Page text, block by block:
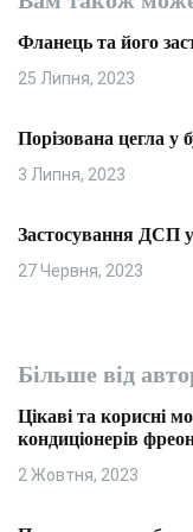
Фланець та його
25 Липня, 2023
Порізована цегла у
3 Липня, 2023
Застосування ДСП у
27 Червня, 2023
Більше від
Цікаві та корисні
кондиціонерів
2 Жовтня, 2023